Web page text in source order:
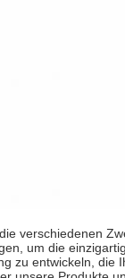
verschiedenen
um die
entwickeln, die